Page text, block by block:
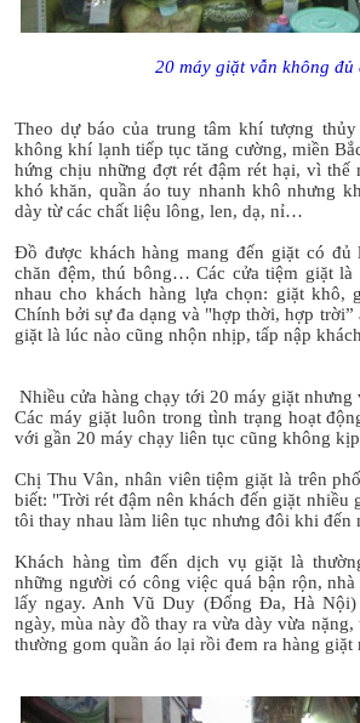
20 máy giặt vẫn không đủ
Theo dự báo của trung tâm khí tượng
không khí lạnh tiếp tục tăng cường, miền
hứng chịu những đợt rét đậm rét hại, vì thế
khó khăn, quần áo tuy nhanh khô nhưng
dày từ các chất liệu lông, len, dạ, nỉ…
Đồ được khách hàng mang đến giặt có
chăn đệm, thú bông… Các cửa tiệm giặt
nhau cho khách hàng lựa chọn: giặt
Chính bởi sự đa dạng và "hợp thời, hợp
giặt là lúc nào cũng nhộn nhịp, tấp nập
Nhiều cửa hàng chạy tới 20 máy giặt
Các máy giặt luôn trong tình trạng hoạt
với gần 20 máy chạy liên tục cũng không
Chị Thu Vân, nhân viên tiệm giặt là trên
biết: "Trời rét đậm nên khách đến giặt nhiều
tôi thay nhau làm liên tục nhưng đôi khi đến
Khách hàng tìm đến dịch vụ giặt là
những người có công việc quá bận rộn,
lấy ngay. Anh Vũ Duy (Đống Đa, Hà
ngày, mùa này đồ thay ra vừa dày vừa
thường gom quần áo lại rồi đem ra hàng giặt